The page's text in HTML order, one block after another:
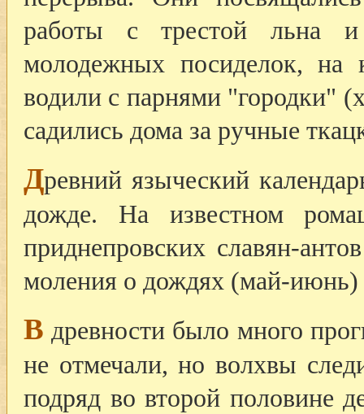
работы с трестой льна
молодежных посиделок, на
водили с парнями "городки"
садились дома за ручные
Древний языческий
дожде. На известном
приднепровских славян-
моления о дождях (май-
В древности было много
не отмечали, но волхвы
подряд во второй половине